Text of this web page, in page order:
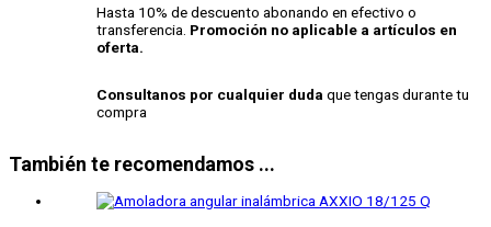
Hasta 10% de descuento abonando en efectivo o
transferencia. Promoción no aplicable a artículos en
oferta.
Consultanos por cualquier duda que tengas durante tu
compra
También te recomendamos ...